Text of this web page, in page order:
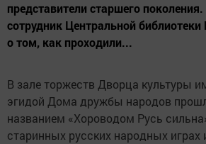
представители старшего
сотрудник Центральной
о том, как проходили...
В зале торжеств Дворца культуры
эгидой Дома дружбы народов
названием «Хороводом Русь
старинных русских народных играх